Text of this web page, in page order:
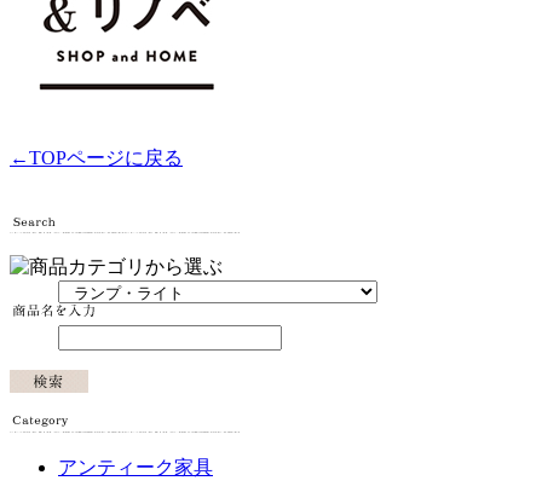
←TOPページに戻る
アンティーク家具